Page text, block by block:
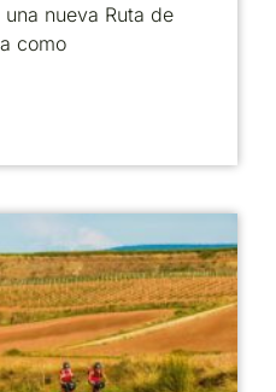
nueva Ruta de
como